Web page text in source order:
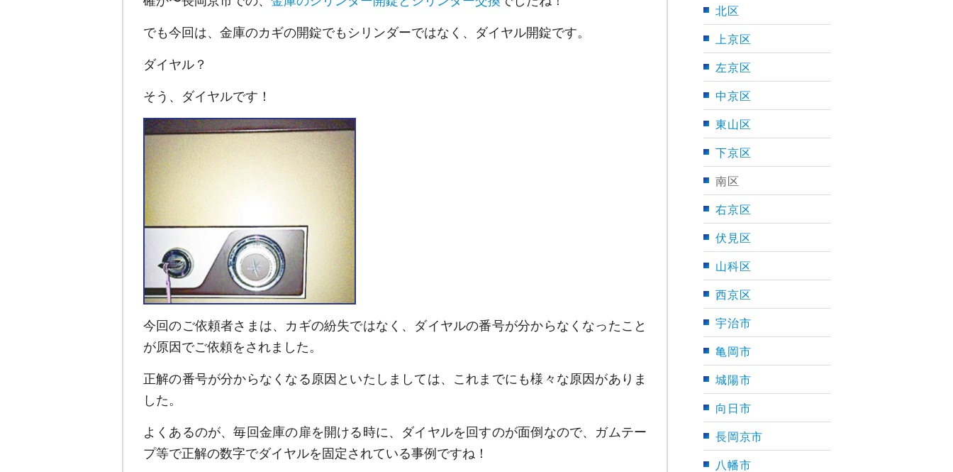
でも今回は、金庫のカギの開錠でもシリンダーではなく、ダイヤル開錠です。
ダイヤル？
そう、ダイヤルです！
今回のご依頼者さまは、カギの紛失ではなく、ダイヤルの番号が分からなくなったこと
が原因でご依頼をされました。
正解の番号が分からなくなる原因といたしましては、これまでにも様々な原因がありま
した。
よくあるのが、毎回金庫の扉を開ける時に、ダイヤルを回すのが面倒なので、ガムテー
プ等で正解の数字でダイヤルを固定されている事例ですね！
北区
上京区
左京区
中京区
東山区
下京区
南区
右京区
伏見区
山科区
西京区
宇治市
亀岡市
城陽市
向日市
長岡京市
八幡市